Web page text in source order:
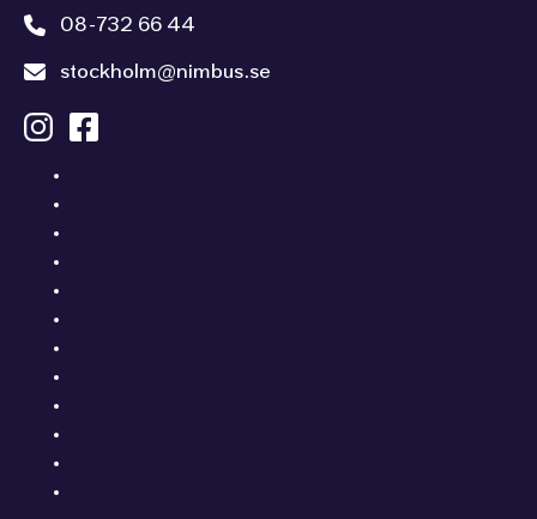
08-732 66 44
stockholm@nimbus.se